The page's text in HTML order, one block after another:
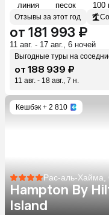
линия песок 100
Отзывы за этот год
от 181 993 ₽
11 авг. - 17 авг., 6 ночей
Выгодные туры на
от 188 939 ₽
11 авг. - 18 авг., 7 н.
Кешбэк + 2 810
Рас-аль-
Hampton By
Island